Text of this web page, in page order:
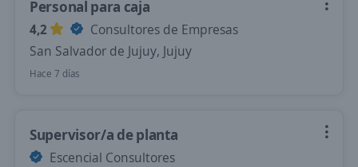
Personal para caja
4,2
Consultores de Empresas
San Salvador de Jujuy, Jujuy
Hace 7 días
Supervisor/a de planta
Escencial Consultores